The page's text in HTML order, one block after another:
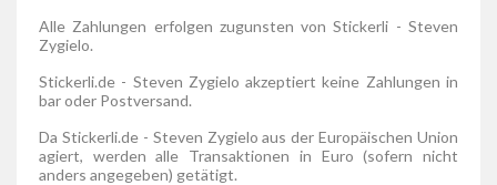
Alle Zahlungen erfolgen zugunsten von Stickerli - Steven
Zygielo.
Stickerli.de - Steven Zygielo akzeptiert keine Zahlungen in
bar oder Postversand.
Da Stickerli.de - Steven Zygielo aus der Europäischen Union
agiert, werden alle Transaktionen in Euro (sofern nicht
anders angegeben) getätigt.